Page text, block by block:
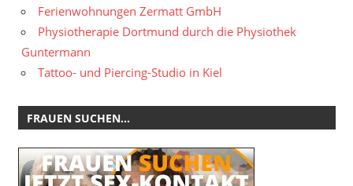
Ferienwohnungen Zermatt GmbH
Physiotherapie Dortmund durch die Physiothek
Guntermann
Tattoo- und Piercing-Studio in Kiel
FRAUEN SUCHEN…